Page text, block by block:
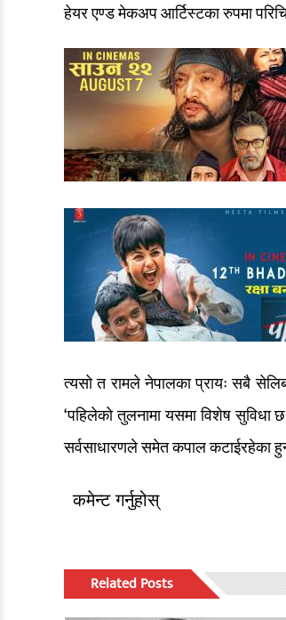
हेयर एण्ड मेकअप आर्टिस्टका रुपमा
त्यसो त रामले नेपालका प्रायः सबै
‘पहिलेको तुलनामा यसमा विशेष
सर्वसाधारणले समेत कपाल कटाईरहेका
कमेन्ट गर्नुहोस्
Related Posts